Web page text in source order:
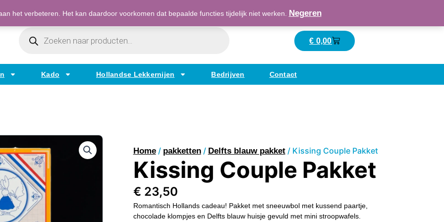
het verbeteren. Het kan daardoor voorkomen dat bepaalde functies tijdelijk niet werken. Negeren
Bestellen op factuur mogelijk voor bedrijven
Maatschappelijk verantwoord ondernemend
Producten
€ 0,00Winkelwagen
Kado Hollandse Lekkernijen Bedrijven Contact
Home/ pakketten/ Delfts blauw pakket/ Kissing Couple Pakket
Kissing Couple Pakket
€ 23,50
Romantisch Hollands cadeau! Pakket met sneeuwbol met kussend paartje,
chocolade klompjes en Delfts blauw huisje gevuld met mini stroopwafels.